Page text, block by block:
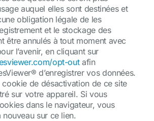
auquel elles sont destinées et
obligation légale de les
et le stockage des
être annulés à tout moment avec
l’avenir, en cliquant sur
opt-outafin
d’enregistrer vos données.
cookie de désactivation de ce site
sur votre appareil. Si vous
dans le navigateur, vous
sur ce lien.